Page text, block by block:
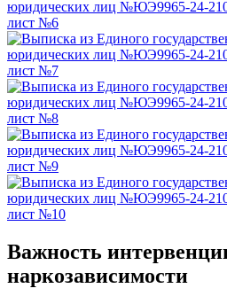
Важность
наркозависимости